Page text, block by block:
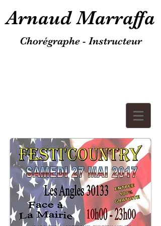
Arnaud Marraffa
Chorégraphe - Instructeur